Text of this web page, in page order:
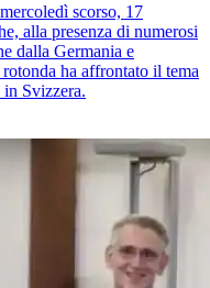
scorso, 17
alla presenza di numerosi
dalla Germania e
ha affrontato il tema
Svizzera.